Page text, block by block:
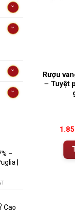
–
|
Cao
Rượu
– Tuyệt